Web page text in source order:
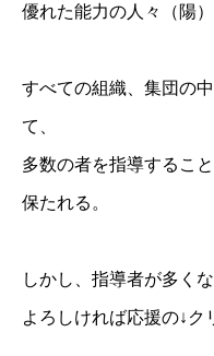
優れた能力の人々（陽）
すべての組織、集団の
て、
多数の者を指導するこ
保たれる。
しかし、指導者が多く
よろしければ応援の↓ク